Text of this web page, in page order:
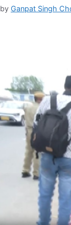
by Ganpat Singh